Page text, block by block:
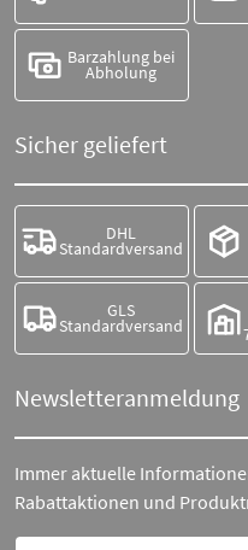
Barzahlung bei
Abholung
Sicher geliefert
DHL
Standardversand
GLS
Standardversand
Newsletteranmeldung
Immer aktuelle
Rabattaktionen und